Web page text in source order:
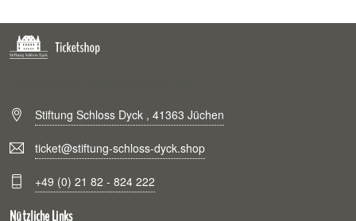
Stiftung Schloss Dyck , 41363 Jüchen
ticket@stiftung-schloss-dyck.shop
+49 (0) 21 82 - 824 222
Nützliche Links